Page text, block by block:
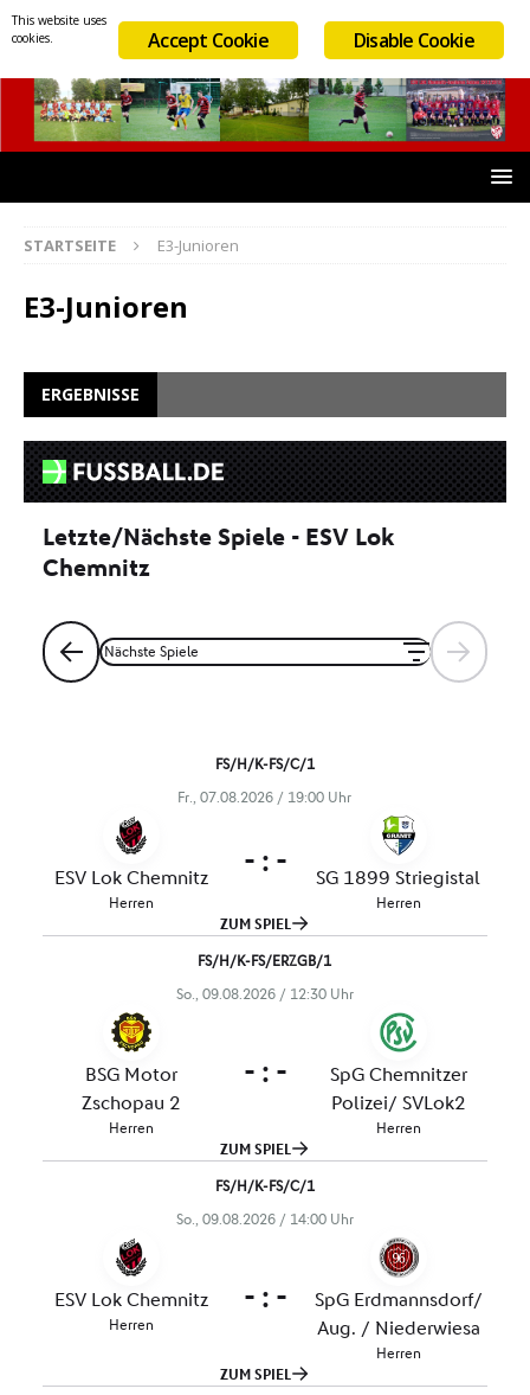
STARTSEITE E3-Junioren
E3-Junioren
ERGEBNISSE
Disable Cookie
Accept Cookie
This website uses
cookies.